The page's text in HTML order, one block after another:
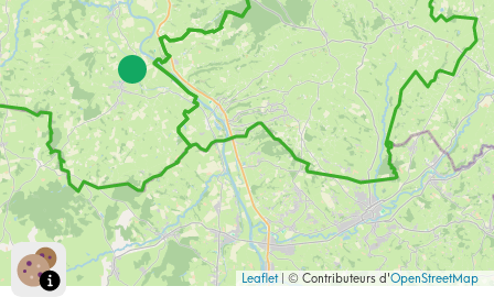
Leaflet| © Contributeurs d'OpenStreetMap
Chemin du bassin, 71110 Artaix
03 85 25 01 31
Aire de stationnement pour les campings-cars
12, route de l'Allée, 71800 Saint-Christophe-en-Brionnais
03 85 25 82 16
Marraycourt - aire de stationnement
2 Place du Champ de Foire, 71110 Marcigny
07 71 27 18 11